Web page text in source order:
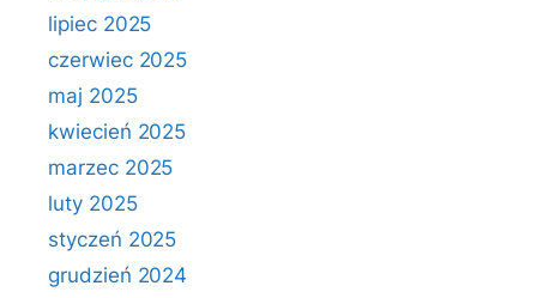
lipiec 2025
czerwiec 2025
maj 2025
kwiecień 2025
marzec 2025
luty 2025
styczeń 2025
grudzień 2024